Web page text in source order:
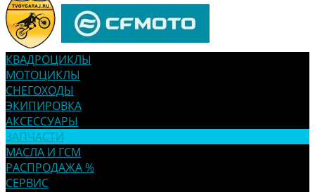
КВАДРОЦИКЛЫ
МОТОЦИКЛЫ
СНЕГОХОДЫ
ЭКИПИРОВКА
АКСЕССУАРЫ
ЗАПЧАСТИ
МАСЛА И ГСМ
РАСПРОДАЖА %
СЕРВИС